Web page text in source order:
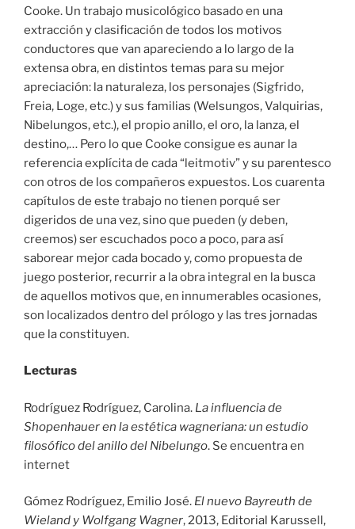
Cooke. Un trabajo musicológico basado en una
extracción y clasificación de todos los motivos
conductores que van apareciendo a lo largo de la
extensa obra, en distintos temas para su mejor
apreciación: la naturaleza, los personajes (Sigfrido,
Freia, Loge, etc.) y sus familias (Welsungos, Valquirias,
Nibelungos, etc.), el propio anillo, el oro, la lanza, el
destino,… Pero lo que Cooke consigue es aunar la
referencia explícita de cada “leitmotiv” y su parentesco
con otros de los compañeros expuestos. Los cuarenta
capítulos de este trabajo no tienen porqué ser
digeridos de una vez, sino que pueden (y deben,
creemos) ser escuchados poco a poco, para así
saborear mejor cada bocado y, como propuesta de
juego posterior, recurrir a la obra integral en la busca
de aquellos motivos que, en innumerables ocasiones,
son localizados dentro del prólogo y las tres jornadas
que la constituyen.
Lecturas
Rodríguez Rodríguez, Carolina. La influencia de
Shopenhauer en la estética wagneriana: un estudio
filosófico del anillo del Nibelungo. Se encuentra en
internet
Gómez Rodríguez, Emilio José. El nuevo Bayreuth de
Wieland y Wolfgang Wagner, 2013, Editorial Karussell,